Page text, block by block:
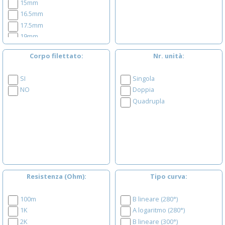
15mm
16.5mm
17.5mm
19mm
20mm
21mm
22.5mm
22.6mm
52.5mm
Corpo filettato
SI
NO
Nr. unità
Singola
Doppia
Quadrupla
Resistenza (Ohm)
100m
1K
2K
Tipo curva
B lineare (280°)
A logaritmo (280°)
B lineare (300°)